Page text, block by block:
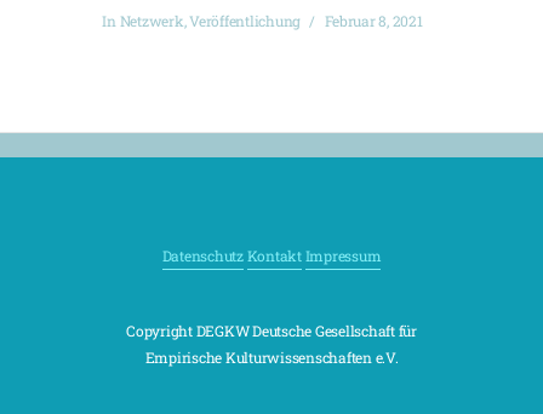
In Netzwerk,Veröffentlichung Februar 8, 2021
DatenschutzKontaktImpressum
Copyright DEGKW Deutsche Gesellschaft für
Empirische Kulturwissenschaften e.V.